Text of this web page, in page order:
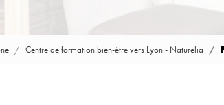
Centre de formation bien-être vers Lyon - Naturelia